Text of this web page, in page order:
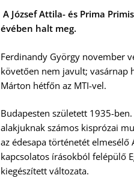
A József Attila- és Prima
évében halt meg.
Ferdinandy György november
követően nem javult; vasárnap
Márton hétfőn az MTI-vel.
Budapesten született 1935-
alakjuknak számos kisprózai
az édesapa történetét
kapcsolatos írásokból felépülő
kiegészített változata.